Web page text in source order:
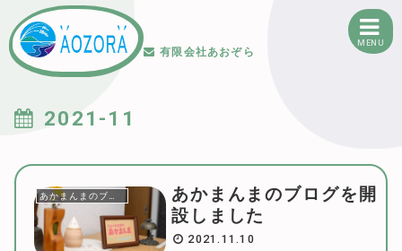
有限会社あおぞら
2021-11
あかまんまのブログ
あかまんまのブログを開
設しました
2021.11.10
MENU